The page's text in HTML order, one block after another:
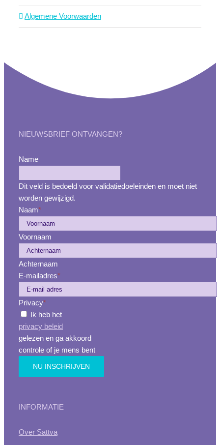
Algemene Voorwaarden
NIEUWSBRIEF ONTVANGEN?
Name
Dit veld is bedoeld voor validatiedoeleinden en moet niet
worden gewijzigd.
Naam*
Voornaam
Achternaam
E-mailadres*
Privacy*
Ik heb het
privacy beleid
gelezen en ga akkoord
controle of je mens bent
INFORMATIE
Over Sattva